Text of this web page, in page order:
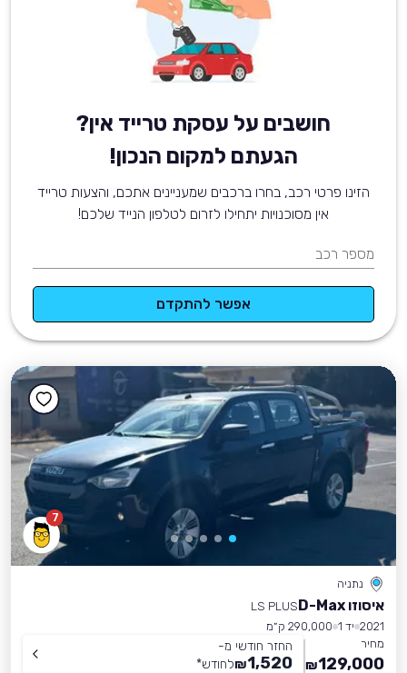
חושבים על עסקת טרייד אין?
הגעתם למקום הנכון!
הזינו פרטי רכב, בחרו ברכבים שמעניינים אתכם, והצעות טרייד
אין מסוכנויות יתחילו לזרום לטלפון הנייד שלכם!
מספר רכב
אפשר להתקדם
7
נתניה
איסוזו D-Max
LS PLUS
2021 יד 1
290,000 ק״מ
מחיר
129,000
₪
החזר חודשי מ-
1,520
₪לחודש*